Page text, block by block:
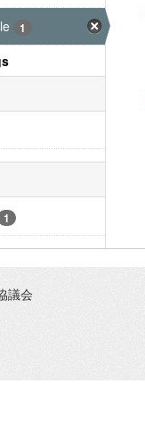
1
1
議会